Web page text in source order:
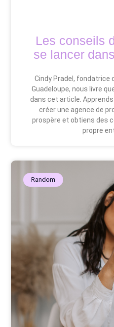
Les conseils
se lancer
Cindy Pradel, fondatrice
Guadeloupe, nous livre
dans cet article.
créer une agence de
prospère et obtiens des
propre
Random